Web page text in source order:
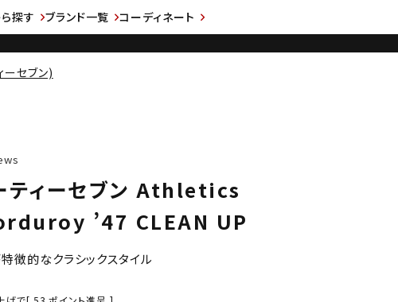
探す ブランド一覧
コーディネート
ーセブン)
ティーセブン Athletics
’47 CLEAN UP
徴的なクラシックスタイル